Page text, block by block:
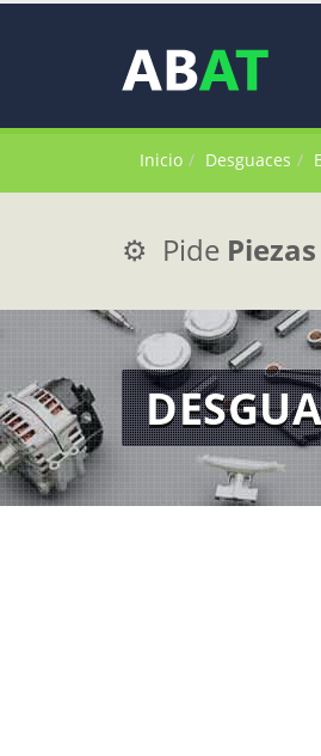
Inicio Desguaces
⚙️ Pide